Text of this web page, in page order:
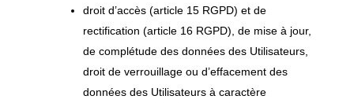
droit d’accès (article 15 RGPD) et de
rectification (article 16 RGPD), de mise à jour,
de complétude des données des Utilisateurs,
droit de verrouillage ou d’effacement des
données des Utilisateurs à caractère